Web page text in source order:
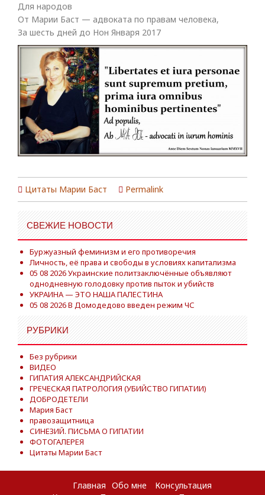
Для народов
От Марии Баст — адвоката по правам человека,
За шесть дней до Нон Января 2017
Цитаты Марии Баст Permalink
СВЕЖИЕ НОВОСТИ
Буржуазный феминизм и его противоречия
Личность, её права и свободы в условиях капитализма
05 08 2026 Украинские политзаключённые объявляют
однодневную голодовку против пыток и убийств
УКРАИНА — ЭТО НАША ПАЛЕСТИНА
05 08 2026 В Домодедово введен режим ЧС
РУБРИКИ
Без рубрики
ВИДЕО
ГИПАТИЯ АЛЕКСАНДРИЙСКАЯ
ГРЕЧЕСКАЯ ПАТРОЛОГИЯ (УБИЙСТВО ГИПАТИИ)
ДОБРОДЕТЕЛИ
Мария Баст
правозащитница
СИНЕЗИЙ. ПИСЬМА О ГИПАТИИ
ФОТОГАЛЕРЕЯ
Цитаты Марии Баст
Главная Обо мне
Консультация